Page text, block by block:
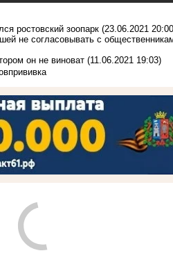
ростовский зоопарк (23.06.2021
не согласовывать с
он не виноват (11.06.2021 19:03)
прививка